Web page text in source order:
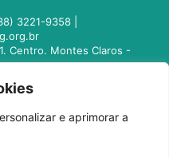
e aprimorar a
3221-9358 |
Centro. Montes Claros -
- MG. CEP